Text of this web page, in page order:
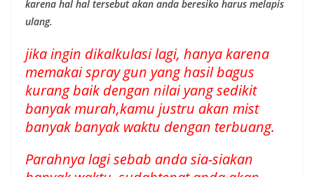
karena hal hal tersebut akan anda beresiko harus melapis
ulang.
jika ingin dikalkulasi lagi, hanya karena
memakai spray gun yang hasil bagus
kurang baik dengan nilai yang sedikit
banyak murah,kamu justru akan mist
banyak banyak waktu dengan terbuang.
Parahnya lagi sebab anda sia-siakan